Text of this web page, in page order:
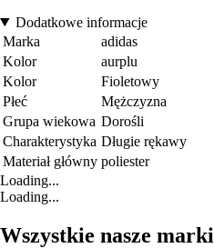
Dodatkowe informacje
Marka
adidas
Kolor
aurplu
Kolor
Fioletowy
Płeć
Mężczyzna
Grupa wiekowa Dorośli
Charakterystyka Długie rękawy
Materiał główny poliester
Loading...
Loading...
Wszystkie nasze marki